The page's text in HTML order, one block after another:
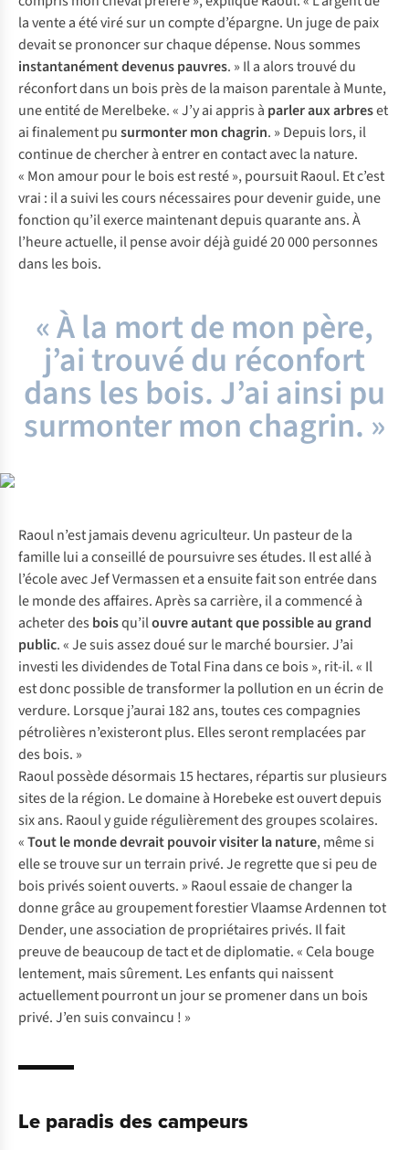
la vente a été viré sur un compte d’épargne. Un juge de paix
devait se prononcer sur chaque dépense. Nous sommes
instantanément devenus pauvres. » Il a alors trouvé du
réconfort dans un bois près de la maison parentale à Munte,
une entité de Merelbeke. « J’y ai appris à parler aux arbreset
ai finalement pusurmonter mon chagrin. » Depuis lors, il
continue de chercher à entrer en contact avec la nature.
« Mon amour pour le bois est resté », poursuit Raoul. Et c’est
vrai : il a suivi les cours nécessaires pour devenir guide, une
fonction qu’il exerce maintenant depuis quarante ans. À
l’heure actuelle, il pense avoir déjà guidé 20 000 personnes
dans les bois.
« À la mort de mon père,
j’ai trouvé du réconfort
dans les bois. J’ai ainsi pu
surmonter mon chagrin. »
Raoul n’est jamais devenu agriculteur. Un pasteur de la
famille lui a conseillé de poursuivre ses études. Il est allé à
l’école avec Jef Vermassen et a ensuite fait son entrée dans
le monde des affaires. Après sa carrière, il a commencé à
acheter des boisqu’ilouvre autant que possible au grand
public. « Je suis assez doué sur le marché boursier. J’ai
investi les dividendes de Total Fina dans ce bois », rit-il. « Il
est donc possible de transformer la pollution en un écrin de
verdure. Lorsque j’aurai 182 ans, toutes ces compagnies
pétrolières n’existeront plus. Elles seront remplacées par
des bois. »
Raoul possède désormais 15 hectares, répartis sur plusieurs
sites de la région. Le domaine à Horebeke est ouvert depuis
six ans. Raoul y guide régulièrement des groupes scolaires.
«Tout le monde devrait pouvoir visiter la nature, même si
elle se trouve sur un terrain privé. Je regrette que si peu de
bois privés soient ouverts. » Raoul essaie de changer la
donne grâce au groupement forestier Vlaamse Ardennen tot
Dender, une association de propriétaires privés. Il fait
preuve de beaucoup de tact et de diplomatie. « Cela bouge
lentement, mais sûrement. Les enfants qui naissent
actuellement pourront un jour se promener dans un bois
privé. J’en suis convaincu ! »
Le paradis des campeurs